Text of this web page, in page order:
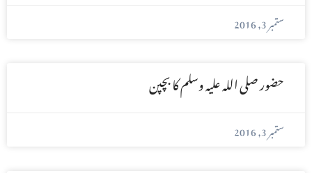
ستمبر 3, 2016
حضور صلی اللہ علیہ وسلم کا بچپن
ستمبر 3, 2016